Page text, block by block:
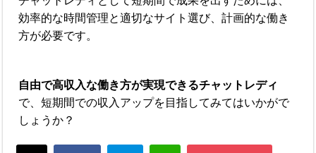
効率的な時間管理と適切なサイト選び、計画的な働き
方が必要です。
自由で高収入な働き方が実現できるチャットレディ
で、短期間での収入アップを目指してみてはいかがで
しょうか？